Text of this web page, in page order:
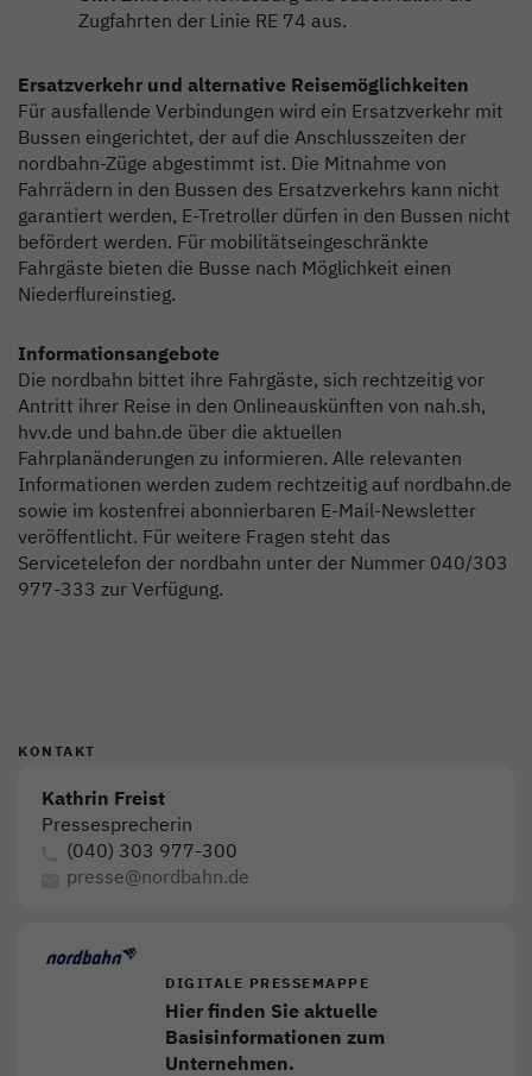
Zugfahrten der Linie RE 74 aus.
Ersatzverkehr und alternative Reisemöglichkeiten
Für ausfallende Verbindungen wird ein Ersatzverkehr mit
Bussen eingerichtet, der auf die Anschlusszeiten der
nordbahn-Züge abgestimmt ist. Die Mitnahme von
Fahrrädern in den Bussen des Ersatzverkehrs kann nicht
garantiert werden, E-Tretroller dürfen in den Bussen nicht
befördert werden. Für mobilitätseingeschränkte
Fahrgäste bieten die Busse nach Möglichkeit einen
Niederflureinstieg.
Informationsangebote
Die nordbahn bittet ihre Fahrgäste, sich rechtzeitig vor
Antritt ihrer Reise in den Onlineauskünften von nah.sh,
hvv.de und bahn.de über die aktuellen
Fahrplanänderungen zu informieren. Alle relevanten
Informationen werden zudem rechtzeitig auf nordbahn.de
sowie im kostenfrei abonnierbaren E-Mail-Newsletter
veröffentlicht. Für weitere Fragen steht das
Servicetelefon der nordbahn unter der Nummer 040/303
977-333 zur Verfügung.
KONTAKT
Kathrin Freist
Pressesprecherin
(040) 303 977-300
presse@nordbahn.de
DIGITALE PRESSEMAPPE
Hier finden Sie aktuelle
Basisinformationen zum
Unternehmen.